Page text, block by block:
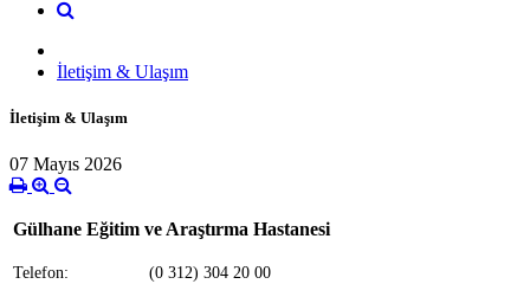
İletişim & Ulaşım
İletişim & Ulaşım
07 Mayıs 2026
Gülhane Eğitim ve Araştırma Hastanesi
Telefon: (0 312) 304 20 00